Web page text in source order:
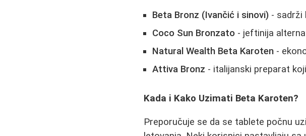
Beta Bronz (Ivančić i sinovi) - sadrži
Coco Sun Bronzato - jeftinija
Natural Wealth Beta Karoten -
Attiva Bronz - italijanski preparat
Kada i Kako Uzimati Beta Karoten?
Preporučuje se da se tablete počnu